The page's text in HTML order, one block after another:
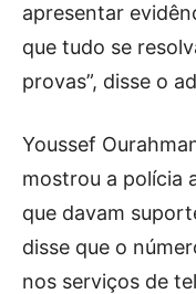
apresentar
que tudo se
provas”, disse o
Youssef
mostrou a polícia
que davam
disse que o
nos serviços de